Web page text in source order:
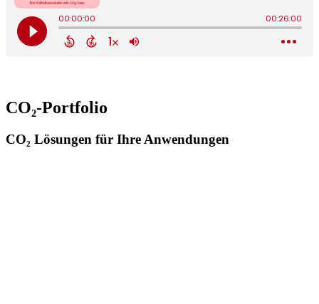
CO₂-Portfolio
CO₂ Lösungen für Ihre Anwendungen